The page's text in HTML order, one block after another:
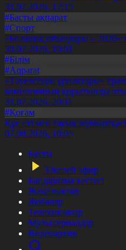
31.07.2026, 17:15
#Басты ақпарат
#Спорт
«Болашақ ойындары – 2026»
30.07.2026, 10:01
#Білім
#Aqparat
«Тәуелсіздік ұрпақтары»
комиссияның қорытынды
31.07.2026, 20:11
#Қоғам
Құс еті мен тауық
07.08.2026, 10:05
Басты
Тікелей эфир
Бағдарлама кестесі
Жаңалықтар
Жобалар
Телехикаялар
Мультсериалдар
Видеоархив